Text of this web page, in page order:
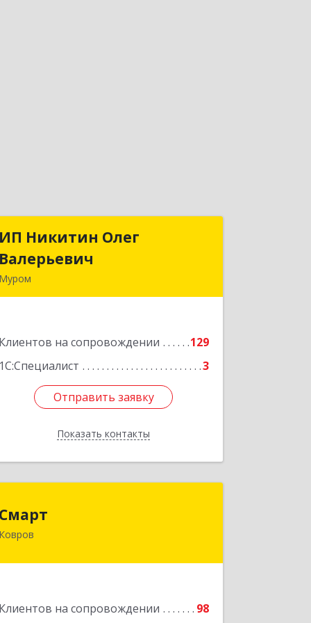
ИП Никитин Олег
Валерьевич
Муром
Клиентов на сопровождении
129
1С:Специалист
3
Отправить заявку
Показать контакты
ИП Никитин Олег
Подробнее
Отправить заявку
Назад
Смарт
Ковров
Клиентов на сопровождении 98
601900, Владимирская обл, Ковров г,